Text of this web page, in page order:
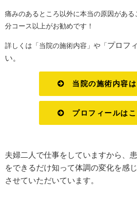
痛みのあるところ以外に本当の原因があ
分コース以上がお勧めです！
詳しくは「当院の施術内容」や「 プロフ
い。
当院の施術内容
プロフィールは
夫婦二人で仕事をしていますから、
をできるだけ知って体調の変化を感
させていただいています。